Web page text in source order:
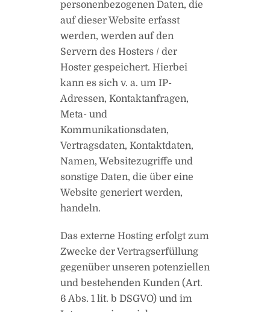
personenbezogenen Daten, die
auf dieser Website erfasst
werden, werden auf den
Servern des Hosters / der
Hoster gespeichert. Hierbei
kann es sich v. a. um IP-
Adressen, Kontaktanfragen,
Meta- und
Kommunikationsdaten,
Vertragsdaten, Kontaktdaten,
Namen, Websitezugriffe und
sonstige Daten, die über eine
Website generiert werden,
handeln.
Das externe Hosting erfolgt zum
Zwecke der Vertragserfüllung
gegenüber unseren potenziellen
und bestehenden Kunden (Art.
6 Abs. 1 lit. b DSGVO) und im